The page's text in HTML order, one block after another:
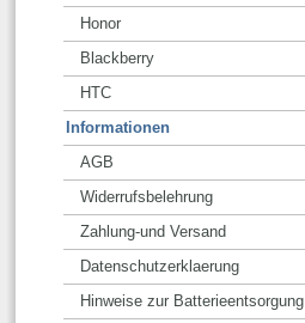
Honor
Blackberry
HTC
Informationen
AGB
Widerrufsbelehrung
Zahlung-und Versand
Datenschutzerklaerung
Hinweise zur Batterieentsorgung